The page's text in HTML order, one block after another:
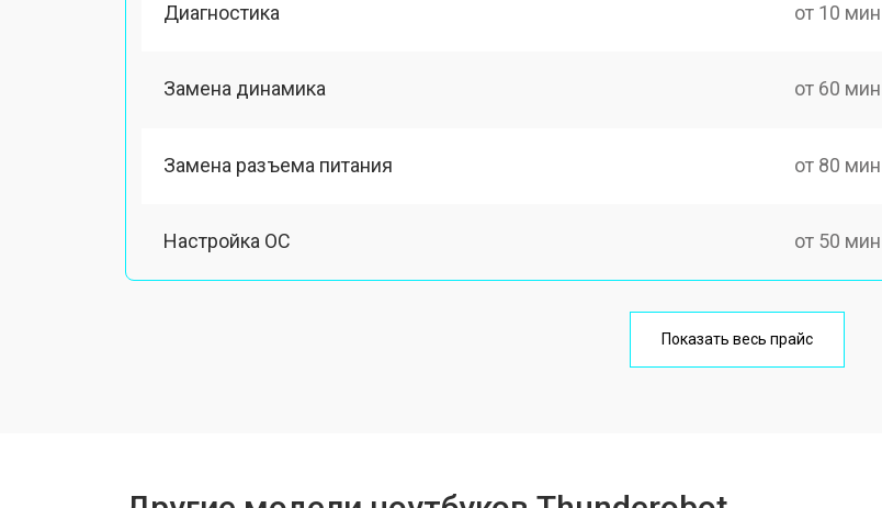
Диагностика от 10 мин
Замена динамика от 60 мин
Замена разъема питания от 80 мин
Настройка ОС от 50 мин
от 100 мин
Показать весь прайс